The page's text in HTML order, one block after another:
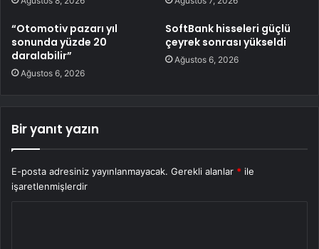
“Otomotiv pazarı yıl
sonunda yüzde 20
daralabilir”
Ağustos 6, 2026
SoftBank hisseleri güçlü
çeyrek sonrası yükseldi
Ağustos 6, 2026
Bir yanıt yazın
E-posta adresiniz yayınlanmayacak. Gerekli alanlar * ile
işaretlenmişlerdir